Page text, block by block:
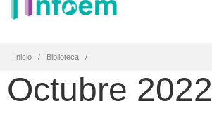
Inicio Biblioteca
Octubre 2022